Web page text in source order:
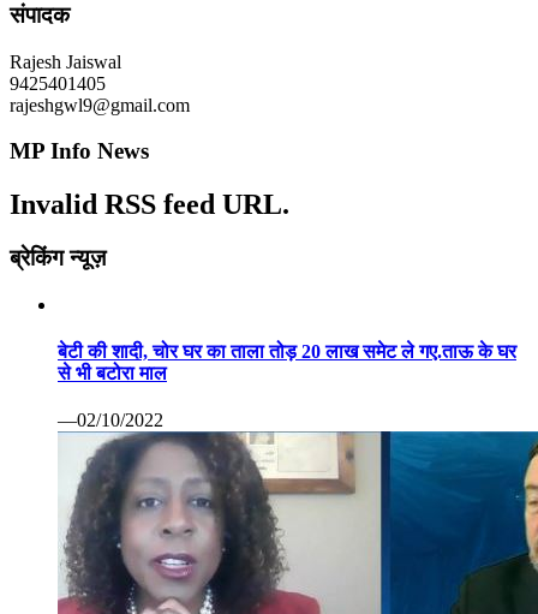
संपादक
Rajesh Jaiswal
9425401405
rajeshgwl9@gmail.com
MP Info News
Invalid RSS feed URL.
ब्रेकिंग न्यूज़
बेटी की शादी, चोर घर का ताला तोड़ 20 लाख समेट ले गए.ताऊ के घर
से भी बटोरा माल
—02/10/2022